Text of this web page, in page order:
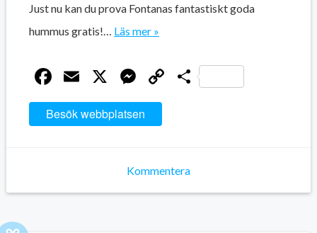
Just nu kan du prova Fontanas fantastiskt goda
hummus gratis!… Läs mer »
Facebook
Email
X Messenger
CopyDela
Besök webbplatsen
Kommentera